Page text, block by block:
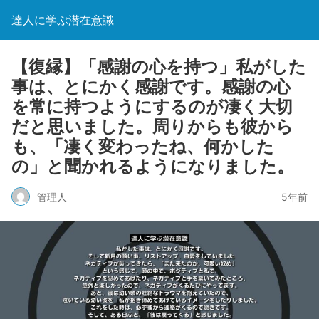
達人に学ぶ潜在意識
【復縁】「感謝の心を持つ」私がした
事は、とにかく感謝です。感謝の心
を常に持つようにするのが凄く大切
だと思いました。周りからも彼から
も、「凄く変わったね、何かした
の」と聞かれるようになりました。
管理人 5年前